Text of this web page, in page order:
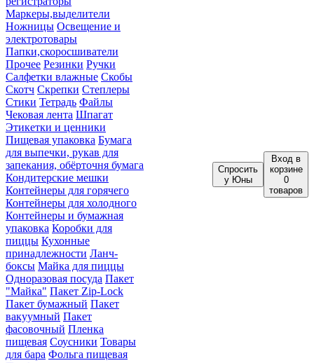
Маркеры,выделители
Ножницы Освещение и
электротовары
Папки,скоросшиватели
Прочее Резинки Ручки
Салфетки влажные Скобы
Скотч Скрепки Степлеры
Стики Тетрадь Файлы
Чековая лента Шпагат
Этикетки и ценники
Пищевая упаковка Бумага
для выпечки, рукав для
запекания, обёрточня бумага
Кондитерские мешки
Контейнеры для горячего
Контейнеры для холодного
Контейнеры и бумажная
упаковка Коробки для
пиццы Кухонные
принадлежности Ланч-
боксы Майка для пиццы
Одноразовая посуда Пакет
"Майка" Пакет Zip-Lock
Пакет бумажный Пакет
вакуумный Пакет
фасовочный Пленка
пищевая Соусники Товары
для бара Фольга пищевая
Спросить
у Юны
Вход в
корзине
0
товаров